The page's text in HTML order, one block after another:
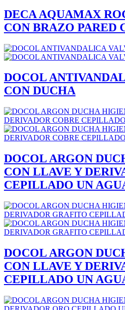
DECA AQUAMAX
CON BRAZO PARED
DOCOL
CON DUCHA
DOCOL ARGON
CON LLAVE Y
CEPILLADO UN
DOCOL ARGON
CON LLAVE Y
CEPILLADO UN